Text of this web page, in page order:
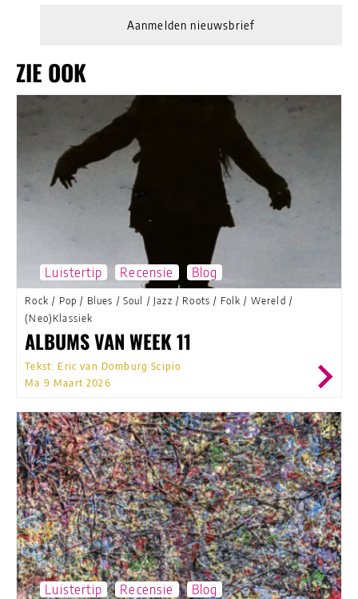
Aanmelden nieuwsbrief
ZIE OOK
Luistertip Recensie Blog
Rock / Pop / Blues / Soul / Jazz / Roots / Folk / Wereld /
(Neo)Klassiek
ALBUMS VAN WEEK 11
Tekst: Eric van Domburg Scipio
Ma 9 Maart 2026
Luistertip Recensie Blog